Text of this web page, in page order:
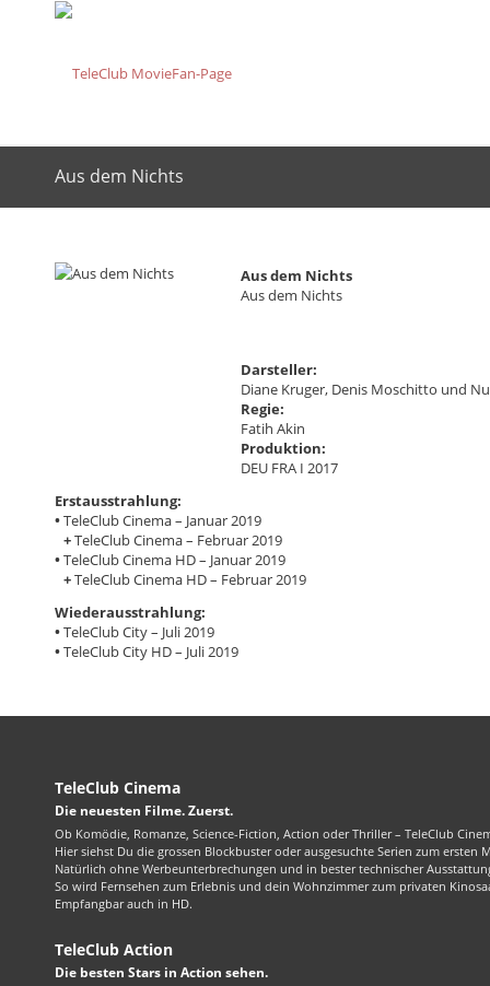
Aus dem Nichts
Aus dem Nichts
Aus dem Nichts
Darsteller:
Diane Kruger, Denis Moschitto und
Regie:
Fatih Akin
Produktion:
DEU FRA I 2017
Erstausstrahlung:
•TeleClub Cinema – Januar 2019
+TeleClub Cinema – Februar 2019
•TeleClub Cinema HD – Januar 2019
+TeleClub Cinema HD – Februar 2019
Wiederausstrahlung:
•TeleClub City – Juli 2019
•TeleClub City HD – Juli 2019
TeleClub Cinema
Die neuesten Filme. Zuerst.
Ob Komödie, Romanze, Science-Fiction, Action oder Thriller – TeleClub
Hier siehst Du die grossen Blockbuster oder ausgesuchte Serien zum ersten
Natürlich ohne Werbeunterbrechungen und in bester technischer
So wird Fernsehen zum Erlebnis und dein Wohnzimmer zum privaten
Empfangbar auch in HD.
TeleClub Action
Die besten Stars in Action sehen.